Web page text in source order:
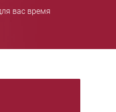
вас время